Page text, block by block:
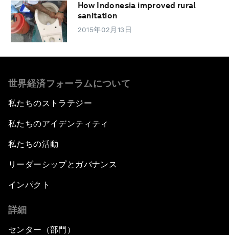
How Indonesia improved rural
sanitation
2015年02月13日
世界経済フォーラムについて
私たちのストラテジー
私たちのアイデンティティ
私たちの活動
リーダーシップとガバナンス
インパクト
詳細
センター（部門）